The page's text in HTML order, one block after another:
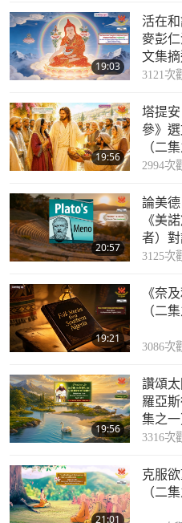
19:03
活在
麥彭
文集摘
3121次
19:56
塔提
參》
（二
2994次
20:57
論美
《美
者）對
3125次
19:21
《奈
（二
3086次
19:56
讚頌
羅亞
集之一
3316次
21:01
克服
（二